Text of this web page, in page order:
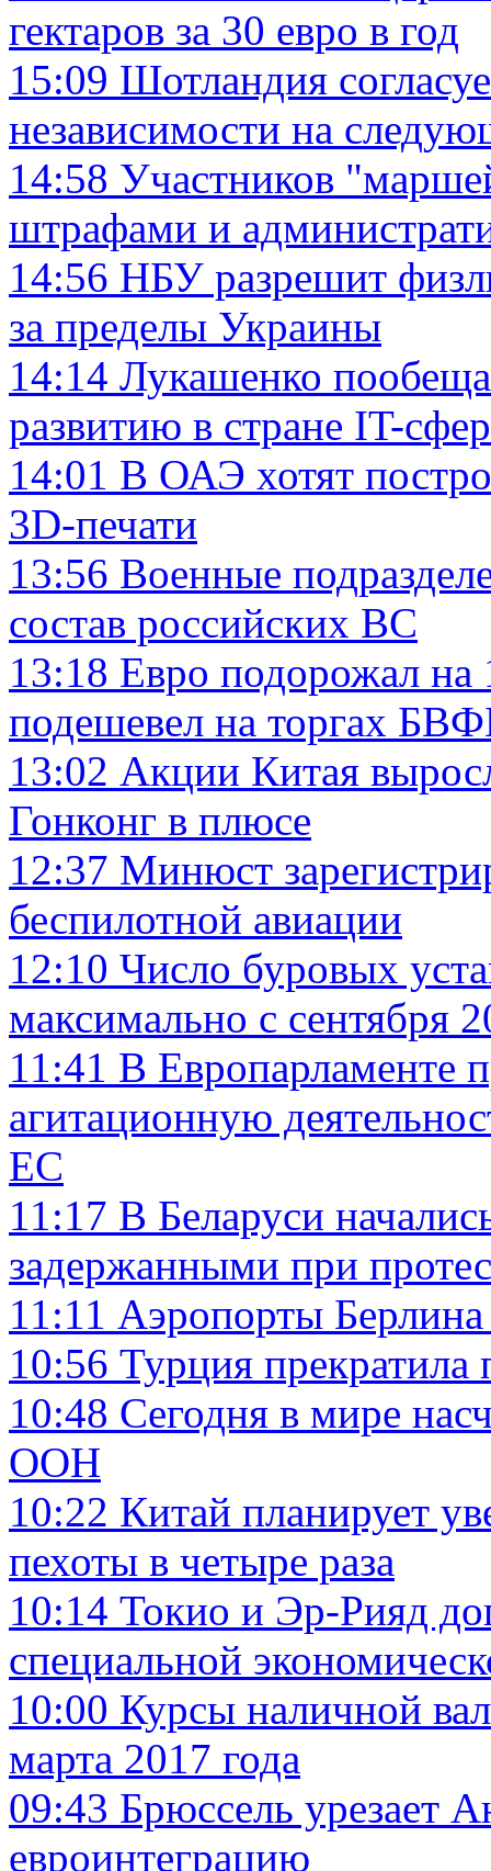
гектаров за 30 евро в год
15:09 Шотландия
независимости на
14:58 Участников
штрафами и
14:56 НБУ разрешит
за пределы Украины
14:14 Лукашенко
развитию в стране IT-
14:01 В ОАЭ хотят
3D-печати
13:56 Военные
состав российских ВС
13:18 Евро подорожал на
подешевел на торгах
13:02 Акции Китая
Гонконг в плюсе
12:37 Минюст
беспилотной авиации
12:10 Число буровых
максимально с сентября
11:41 В Европарламенте
агитационную
ЕС
11:17 В Беларуси
задержанными при
11:11 Аэропорты Берлина
10:56 Турция
10:48 Сегодня в мире
ООН
10:22 Китай планирует
пехоты в четыре раза
10:14 Токио и Эр-Рияд
специальной
10:00 Курсы наличной
марта 2017 года
09:43 Брюссель урезает
евроинтеграцию